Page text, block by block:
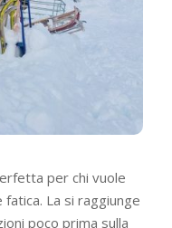
per chi vuole
La si raggiunge
poco prima sulla